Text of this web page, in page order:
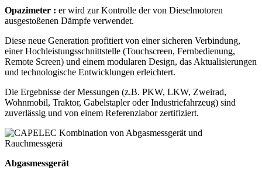
Opazimeter : er wird zur Kontrolle der von Dieselmotoren
ausgestoßenen Dämpfe verwendet.
Diese neue Generation profitiert von einer sicheren Verbindung,
einer Hochleistungsschnittstelle (Touchscreen, Fernbedienung,
Remote Screen) und einem modularen Design, das Aktualisierungen
und technologische Entwicklungen erleichtert.
Die Ergebnisse der Messungen (z.B. PKW, LKW, Zweirad,
Wohnmobil, Traktor, Gabelstapler oder Industriefahrzeug) sind
zuverlässig und von einem Referenzlabor zertifiziert.
Abgasmessgerät